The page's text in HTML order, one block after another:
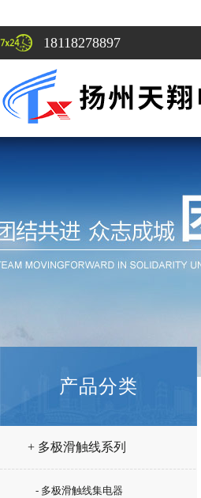
18118278897
产品分类
+ 多极滑触线系列
- 多极滑触线集电器